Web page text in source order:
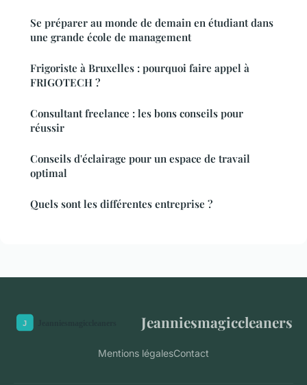
Se préparer au monde de demain en étudiant dans
une grande école de management
Frigoriste à Bruxelles : pourquoi faire appel à
FRIGOTECH ?
Consultant freelance : les bons conseils pour
réussir
Conseils d'éclairage pour un espace de travail
optimal
Quels sont les différentes entreprise ?
Jeanniesmagiccleaners
Mentions légalesContact